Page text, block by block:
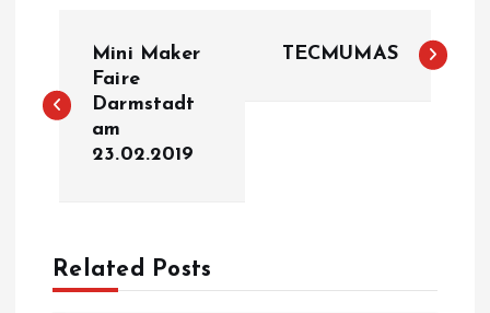
e
r
a
Mini Maker
Faire
Darmstadt
am
23.02.2019
TECMUMAS
Related Posts